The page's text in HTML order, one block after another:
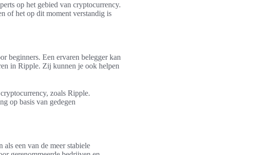
op het gebied van cryptocurrency.
of het op dit moment verstandig is
beginners. Een ervaren belegger kan
in Ripple. Zij kunnen je ook helpen
zoals Ripple.
op basis van gedegen
een van de meer stabiele